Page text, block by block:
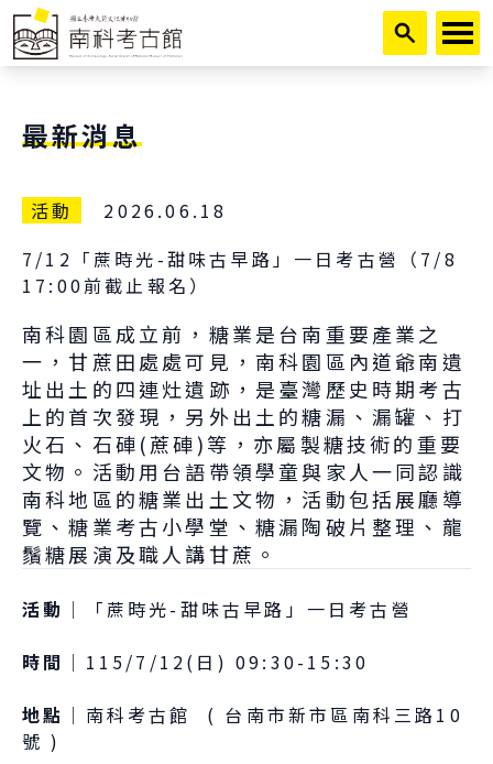
跳到主要內容
最新消息
活動
2026.06.18
7/12「蔗時光-甜味古早路」一日考古營（7/8
17:00前截止報名）
南科園區成立前，糖業是台南重要產業之
一，甘蔗田處處可見，南科園區內道爺南遺
址出土的四連灶遺跡，是臺灣歷史時期考古
上的首次發現，另外出土的糖漏、漏罐、打
火石、石硨(蔗硨)等，亦屬製糖技術的重要
文物。活動用台語帶領學童與家人一同認識
南科地區的糖業出土文物，活動包括展廳導
覽、糖業考古小學堂、糖漏陶破片整理、龍
鬚糖展演及職人講甘蔗。
活動│
「蔗時光-甜味古早路」一日考古營
時間│ 115/7/12(日) 09:30-15:30
地點│ 南科考古館 ( 台南市新市區南科三路10
號 )